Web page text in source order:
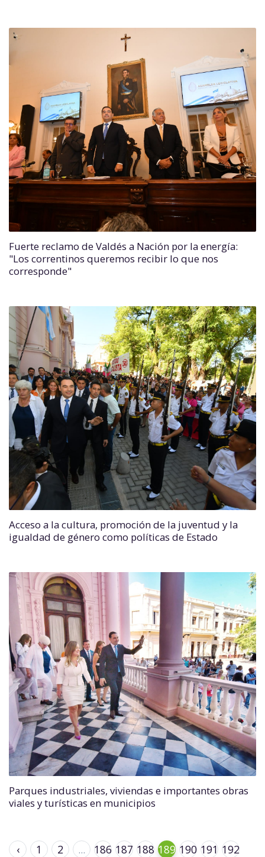
Fuerte reclamo de Valdés a Nación por la energía:
"Los correntinos queremos recibir lo que nos
corresponde"
Acceso a la cultura, promoción de la juventud y la
igualdad de género como políticas de Estado
Parques industriales, viviendas e importantes obras
viales y turísticas en municipios
‹ 1 2 ... 186 187 188 189 190 191 192